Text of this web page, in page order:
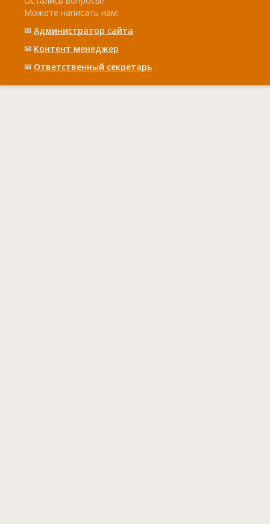
Можете написать нам:
✉ Администратор сайта
✉ Контент менеджер
✉ Ответственный cекретарь